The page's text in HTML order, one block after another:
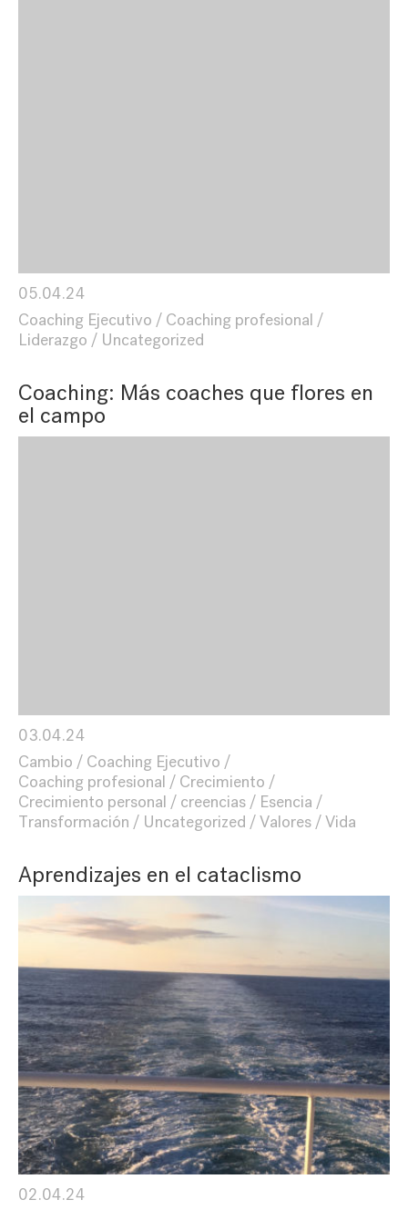
05.04.24
Coaching Ejecutivo
Coaching profesional
Liderazgo
Uncategorized
Coaching: Más coaches que flores en
el campo
03.04.24
Cambio
Coaching Ejecutivo
Coaching profesional
Crecimiento
Crecimiento personal
creencias
Esencia
Transformación
Uncategorized Valores Vida
Aprendizajes en el cataclismo
02.04.24